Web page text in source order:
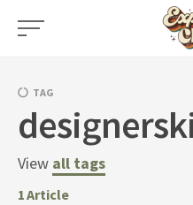
Skip
TAG
View all tags
1Article